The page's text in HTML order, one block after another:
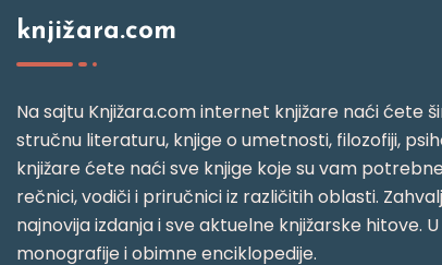
knjižara.com
Na sajtu Knjižara.com internet knjižare naći ćete
stručnu literaturu, knjige o umetnosti, filozofiji,
knjižare ćete naći sve knjige koje su vam
rečnici, vodiči i priručnici iz različitih oblasti.
najnovija izdanja i sve aktuelne knjižarske hitove.
monografije i obimne enciklopedije.